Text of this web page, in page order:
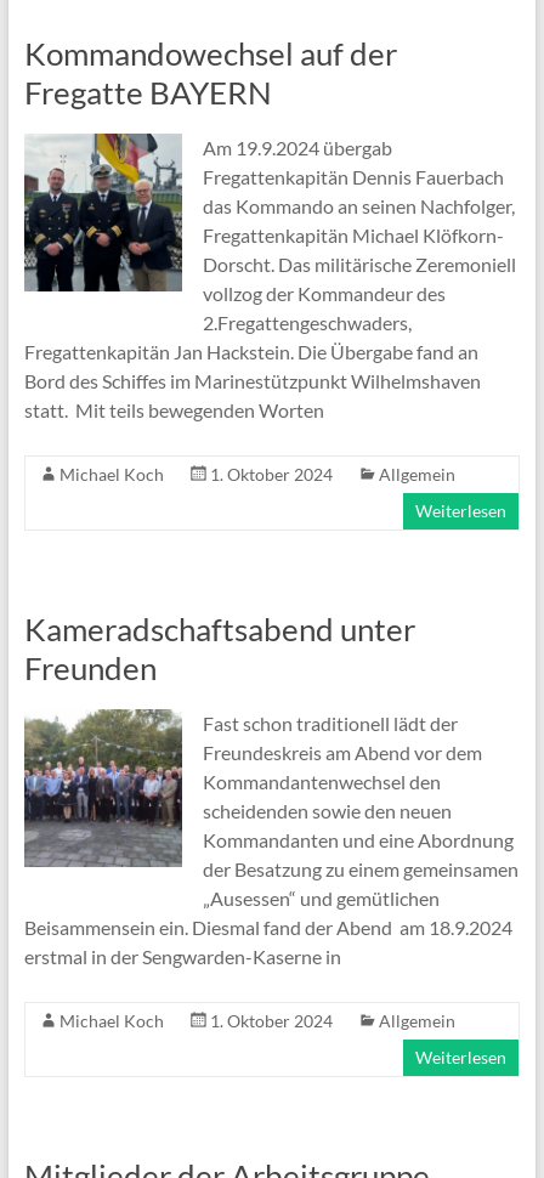
Kommandowechsel auf der
Fregatte BAYERN
Am 19.9.2024 übergab
Fregattenkapitän Dennis Fauerbach
das Kommando an seinen Nachfolger,
Fregattenkapitän Michael Klöfkorn-
Dorscht. Das militärische Zeremoniell
vollzog der Kommandeur des
2.Fregattengeschwaders,
Fregattenkapitän Jan Hackstein. Die Übergabe fand an
Bord des Schiffes im Marinestützpunkt Wilhelmshaven
statt. Mit teils bewegenden Worten
Michael Koch 1. Oktober 2024
Allgemein
Weiterlesen
Kameradschaftsabend unter
Freunden
Fast schon traditionell lädt der
Freundeskreis am Abend vor dem
Kommandantenwechsel den
scheidenden sowie den neuen
Kommandanten und eine Abordnung
der Besatzung zu einem gemeinsamen
„Ausessen“ und gemütlichen
Beisammensein ein. Diesmal fand der Abend am 18.9.2024
erstmal in der Sengwarden-Kaserne in
Michael Koch 1. Oktober 2024
Allgemein
Weiterlesen